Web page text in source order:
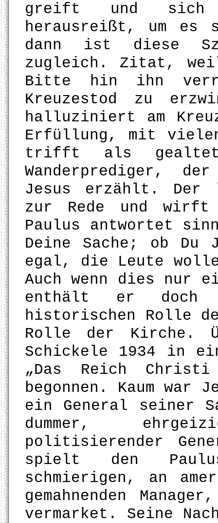
greift und sich
herausreißt, um es
dann ist diese
zugleich. Zitat,
Bitte hin ihn
Kreuzestod zu
halluziniert am
Erfüllung, mit
trifft als
Wanderprediger,
Jesus erzählt. Der
zur Rede und
Paulus antwortet
Deine Sache; ob
egal, die Leute
Auch wenn dies nur
enthält er doch
historischen Rolle
Rolle der Kirche.
Schickele 1934 in
„Das Reich
begonnen. Kaum
ein General seiner
dummer,
politisierender
spielt den
schmierigen, an
gemahnenden
vermarket. Seine